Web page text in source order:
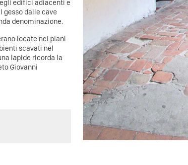
edifici adiacenti e
gesso dalle cave
denominazione.
locate nei piani
scavati nel
lapide ricorda la
Giovanni